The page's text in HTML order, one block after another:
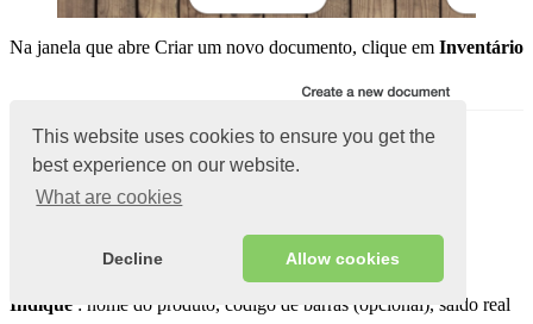
This website uses cookies to ensure you get the
best experience on our website.
What are cookies
Decline Allow cookies
Na janela que abre Criar um novo documento, clique em Inventário
Na janela abertaCriar um novo inventário
Indique : nome do produto, código de barras (opcional), saldo real